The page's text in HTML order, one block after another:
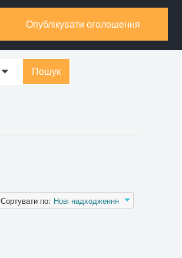
Опублікувати оголошення
0 Пошук
Сортувати по: Нові надходження